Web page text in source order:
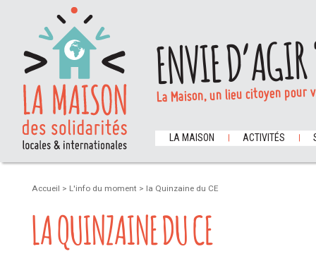
ENVIE
La Maison, un lieu citoyen
LA MAISON ACTIVITÉS
Accueil > L'info du moment > la Quinzaine du CE
LA QUINZAINE DU CE